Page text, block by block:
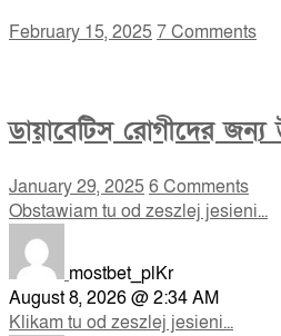
February 15, 20257 Comments
ডায়াবেটিস রোগীদের
January 29, 20256 Comments
Obstawiam tu od zeszlej jesieni...
mostbet_plKr
August 8, 2026 @ 2:34 AM
Klikam tu od zeszlej jesieni...